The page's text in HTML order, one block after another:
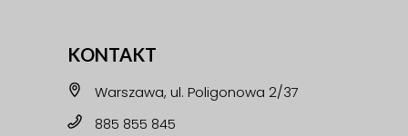
KONTAKT
Warszawa, ul. Poligonowa 2/37
885 855 845